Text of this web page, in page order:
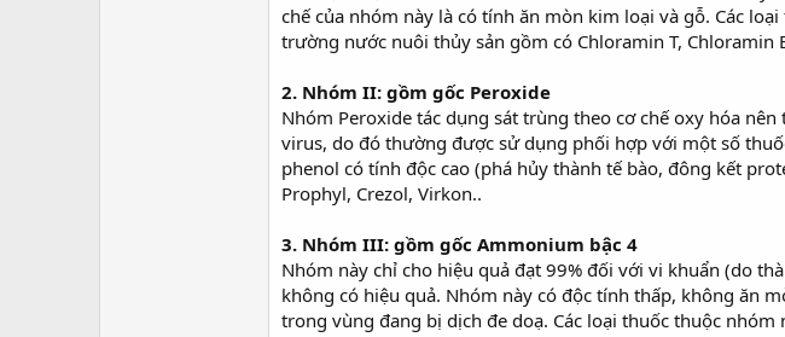
chế của nhóm này là có tính ăn mòn kim loại và gỗ. Các
trường nước nuôi thủy sản gồm có Chloramin T,
2. Nhóm II: gồm gốc Peroxide
Nhóm Peroxide tác dụng sát trùng theo cơ chế oxy hóa
virus, do đó thường được sử dụng phối hợp với một số
phenol có tính độc cao (phá hủy thành tế bào, đông kết
Prophyl, Crezol, Virkon..
3. Nhóm III: gồm gốc Ammonium bậc 4
Nhóm này chỉ cho hiệu quả đạt 99% đối với vi khuẩn (do
không có hiệu quả. Nhóm này có độc tính thấp, không ăn
trong vùng đang bị dịch đe doạ. Các loại thuốc thuộc nhóm